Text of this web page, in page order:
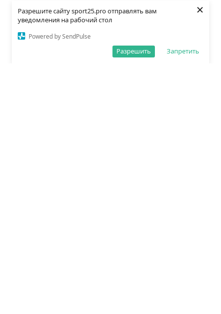
Разрешите сайту sport25.pro отправлять вам
уведомления на рабочий стол
Powered by SendPulse
Запретить
Разрешить
×